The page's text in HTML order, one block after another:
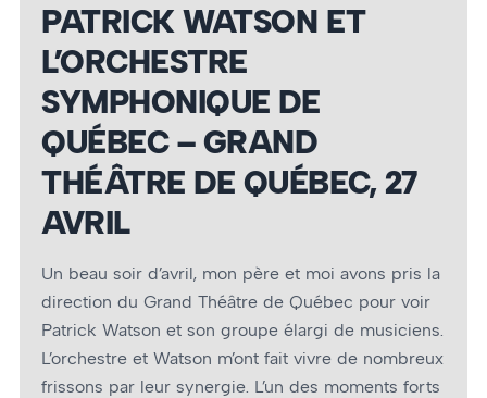
PATRICK WATSON ET
L’ORCHESTRE
SYMPHONIQUE DE
QUÉBEC – GRAND
THÉÂTRE DE QUÉBEC, 27
AVRIL
Un beau soir d’avril, mon père et moi avons pris la
direction du Grand Théâtre de Québec pour voir
Patrick Watson et son groupe élargi de musiciens.
L’orchestre et Watson m’ont fait vivre de nombreux
frissons par leur synergie. L’un des moments forts